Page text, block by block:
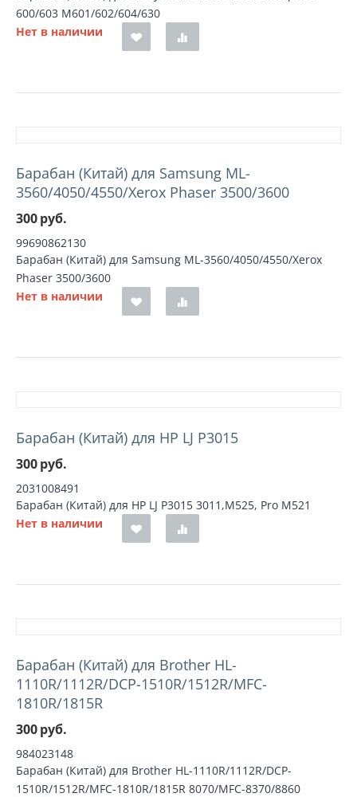
600/603 M601/602/604/630
Нет в наличии
Барабан (Китай) для Samsung ML-
3560/4050/4550/Xerox Phaser 3500/3600
300руб.
99690862130
Барабан (Китай) для Samsung ML-3560/4050/4550/Xerox
Phaser 3500/3600
Нет в наличии
Барабан (Китай) для HP LJ P3015
300руб.
2031008491
Барабан (Китай) для HP LJ P3015 3011,M525, Pro M521
Нет в наличии
Барабан (Китай) для Brother HL-
1110R/1112R/DCP-1510R/1512R/MFC-
1810R/1815R
300руб.
984023148
Барабан (Китай) для Brother HL-1110R/1112R/DCP-
1510R/1512R/MFC-1810R/1815R 8070/MFC-8370/8860